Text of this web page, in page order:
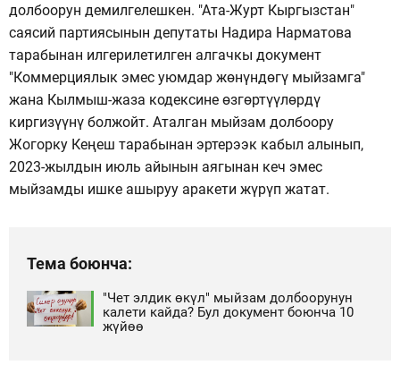
долбоорун демилгелешкен. "Ата-Журт Кыргызстан"
саясий партиясынын депутаты Надира Нарматова
тарабынан илгерилетилген алгачкы документ
"Коммерциялык эмес уюмдар жөнүндөгү мыйзамга"
жана Кылмыш-жаза кодексине өзгөртүүлөрдү
киргизүүнү болжойт. Аталган мыйзам долбоору
Жогорку Кеңеш тарабынан эртерээк кабыл алынып,
2023-жылдын июль айынын аягынан кеч эмес
мыйзамды ишке ашыруу аракети жүрүп жатат.
Тема боюнча:
"Чет элдик өкүл" мыйзам долбоорунун
калети кайда? Бул документ боюнча 10
жүйөө